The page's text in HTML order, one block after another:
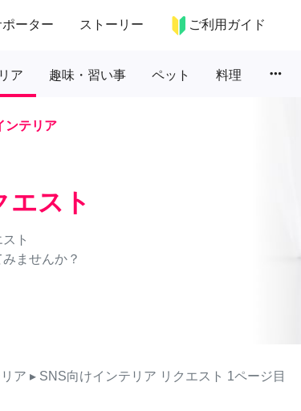
ポーター ストーリー ご利用ガイド
ア 趣味・習い事 ペット 料理 more_horiz
ンテリア
エスト
ト
ませんか？
ア ▸ SNS向けインテリア リクエスト 1ページ目